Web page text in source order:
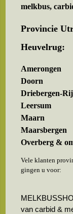
melkbus,
Provincie
Heuvelrug:
Amerongen
Doorn
Driebergen-
Leersum
Maarn
Maarsbergen
Overberg &
Vele klanten
gingen u voor:
van carbid &